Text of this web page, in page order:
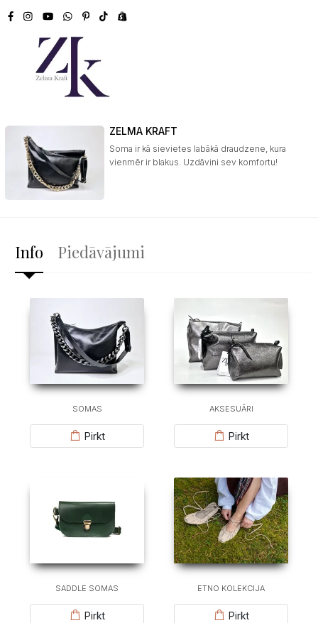
ZELMA KRAFT
Soma ir kā sievietes labākā draudzene, kura
vienmēr ir blakus. Uzdāvini sev komfortu!
Info Piedāvājumi
SOMAS
Pirkt
AKSESUĀRI
Pirkt
SADDLE SOMAS
Pirkt
ETNO KOLEKCIJA
Pirkt